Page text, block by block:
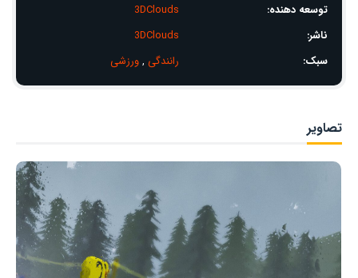
توسعه دهنده:
3DClouds
ناشر:
3DClouds
سبک:
رانندگی ,ورزشی
تصاویر